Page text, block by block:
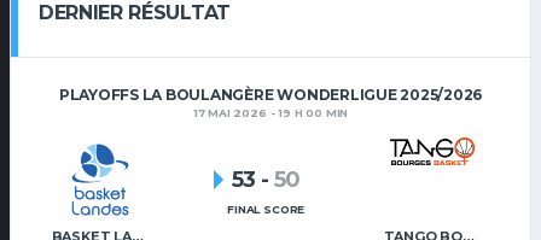
DERNIER RÉSULTAT
PLAYOFFS LA BOULANGÈRE WONDERLIGUE 2025/2026
17 MAI 2026 - 19 H 00 MIN
53 - 50
FINAL SCORE